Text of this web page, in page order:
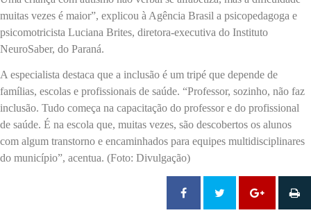
muitas vezes é maior”, explicou à Agência Brasil a psicopedagoga e
psicomotricista Luciana Brites, diretora-executiva do Instituto
NeuroSaber, do Paraná.
A especialista destaca que a inclusão é um tripé que depende de
famílias, escolas e profissionais de saúde. “Professor, sozinho, não faz
inclusão. Tudo começa na capacitação do professor e do profissional
de saúde. É na escola que, muitas vezes, são descobertos os alunos
com algum transtorno e encaminhados para equipes multidisciplinares
do município”, acentua. (Foto: Divulgação)